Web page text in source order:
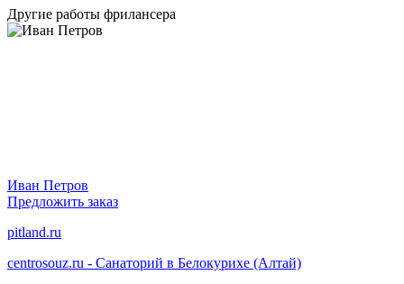
Другие работы фрилансера
Иван Петров
Предложить заказ
pitland.ru
centrosouz.ru - Санаторий в Белокурихе (Алтай)